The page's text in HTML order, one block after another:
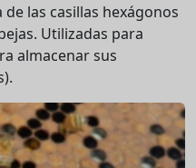
de las casillas hexágonos
Utilizadas para
almacenar sus